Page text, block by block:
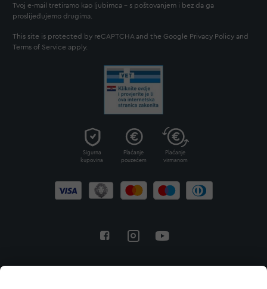
Tvoj e-mail tretiramo kao ljubimca - s poštovanjem i bez da ga
proslijeđujemo drugima.
This site is protected by reCAPTCHA and the Google Privacy Policy and
Terms of Service apply.
Sigurna
kupovina
Plaćanje
pouzećem
Plaćanje
virmanom